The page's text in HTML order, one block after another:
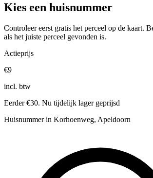
Kies een huisnummer
Controleer eerst gratis het perceel op de kaart.
als het juiste perceel gevonden is.
Actieprijs
€9
incl. btw
Eerder €30. Nu tijdelijk lager geprijsd
Huisnummer in Korhoenweg, Apeldoorn